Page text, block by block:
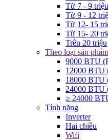
Từ 7 - 9 triệu
Từ 9 - 12
Từ 12- 15
Từ 15- 20
Trên 20 triệu
Theo loại sản phẩm
9000 BTU
12000 BTU
18000 BTU
24000 BTU
≥ 24000
Tính năng
Inverter
Hai chiều
Wifi